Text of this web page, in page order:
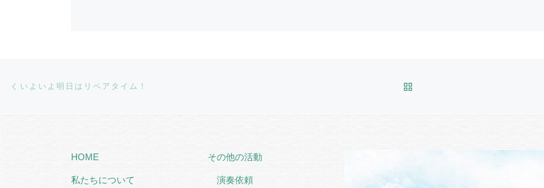
Post navigation
いよいよ明日はリペアタイム！
HOME
私たちについて
その他の活動
演奏依頼